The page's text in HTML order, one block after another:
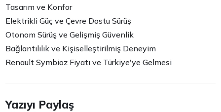
Tasarım ve Konfor
Elektrikli Güç ve Çevre Dostu Sürüş
Otonom Sürüş ve Gelişmiş Güvenlik
Bağlantılılık ve Kişiselleştirilmiş Deneyim
Renault Symbioz Fiyatı ve Türkiye'ye Gelmesi
Yazıyı Paylaş